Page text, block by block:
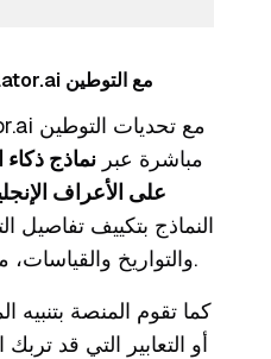
كيف يتعامل BookTranslator.ai مع التوطين
مباشرة عبر نماذج
على الأعراف
النماذج بتكييف تفاصيل
والتواريخ والقياسات، مما يلغي الحاجة للتخمين.
كما تقوم المنصة بتنبيه
أو التعابير التي قد